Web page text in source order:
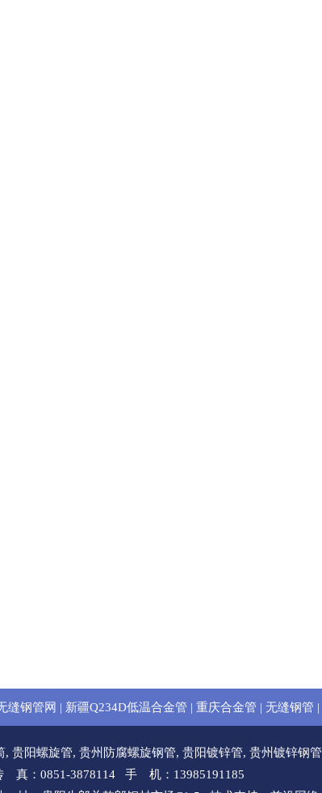
缝钢管网 | 新疆Q234D低温合金管 | 重庆合金管 | 无缝钢管 |
, 贵阳螺旋管, 贵州防腐螺旋钢管, 贵阳镀锌管, 贵州镀锌钢管
真：0851-3878114 手 机：13985191185